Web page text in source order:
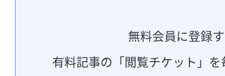
無料会員に登録
有料記事の「閲覧チケット」